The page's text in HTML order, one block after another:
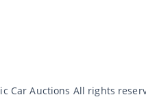
Car Auctions All rights